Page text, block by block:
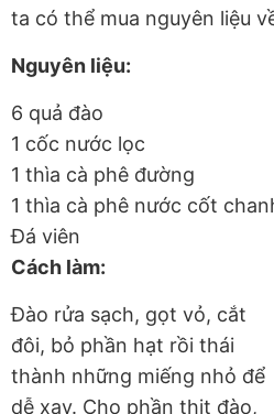
ta có thể mua nguyên liệu
Nguyên liệu:
6 quả đào
1 cốc nước lọc
1 thìa cà phê đường
1 thìa cà phê nước cốt
Đá viên
Cách làm:
Đào rửa sạch, gọt vỏ, cắt
đôi, bỏ phần hạt rồi thái
thành những miếng nhỏ để
dễ xay. Cho phần thịt đào,